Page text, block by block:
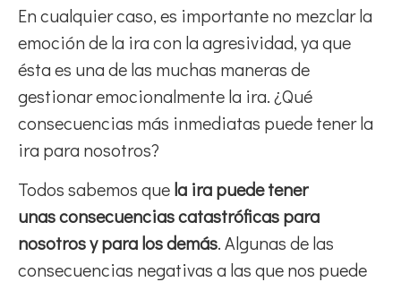
En cualquier caso, es importante no mezclar la
emoción de la ira con la agresividad, ya que
ésta es una de las muchas maneras de
gestionar emocionalmente la ira. ¿Qué
consecuencias más inmediatas puede tener la
ira para nosotros?
Todos sabemos quela ira puede tener
unasconsecuencias catastróficas para
nosotros y para los demás. Algunas de las
consecuencias negativas a las que nos puede